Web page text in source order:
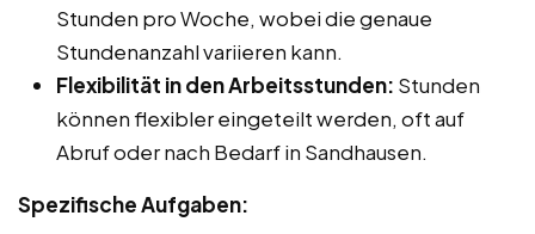
Stunden pro Woche, wobei die genaue
Stundenanzahl variieren kann.
Flexibilität in den Arbeitsstunden: Stunden
können flexibler eingeteilt werden, oft auf
Abruf oder nach Bedarf in Sandhausen.
Spezifische Aufgaben: